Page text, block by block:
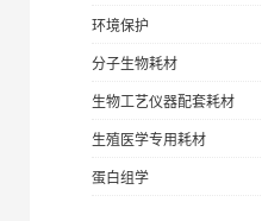
环境保护
分子生物耗材
生物工艺仪器配套耗材
生殖医学专用耗材
蛋白组学